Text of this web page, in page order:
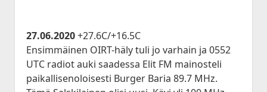
27.06.2020+27.6C/+16.5C
Ensimmäinen OIRT-häly tuli jo varhain ja 0552
UTC radiot auki saadessa Elit FM mainosteli
paikallisenoloisesti Burger Baria 89.7 MHz.